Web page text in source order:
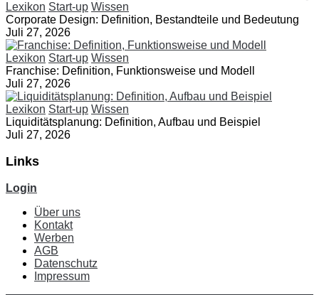
Lexikon Start-up Wissen
Corporate Design: Definition, Bestandteile und Bedeutung
Juli 27, 2026
Lexikon Start-up Wissen
Franchise: Definition, Funktionsweise und Modell
Juli 27, 2026
Lexikon Start-up Wissen
Liquiditätsplanung: Definition, Aufbau und Beispiel
Juli 27, 2026
Links
Login
Über uns
Kontakt
Werben
AGB
Datenschutz
Impressum